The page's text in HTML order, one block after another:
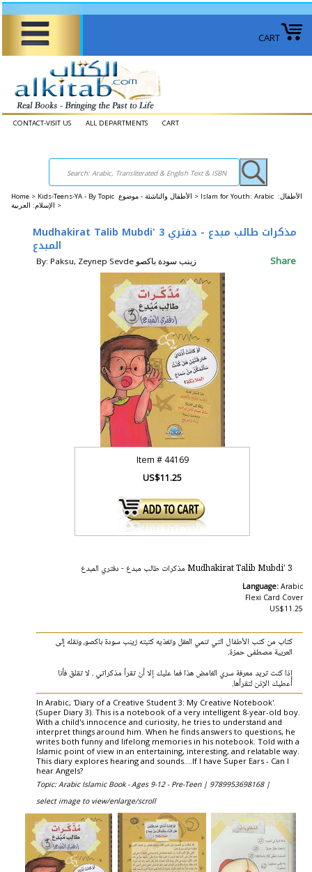
CART
CONTACT-VISIT US ALL DEPARTMENTS CART
Home > Kids-Teens-YA - By Topic الأطفال والناشئة - موضوع > Islam for Youth: Arabic الأطفال:
الإسلام: العربية >
Mudhakirat Talib Mubdi' 3 مذكرات طالب مبدع - دفتري
المبدع
By: Paksu, Zeynep Sevde زينب سودة باكصو Share
Item #44169
US$11.25
Mudhakirat Talib Mubdi' 3 مذكرات طالب مبدع - دفتري المبدع
Language: Arabic
Flexi Card Cover
US$11.25
كتاب من كتب الأطفال التي تنمي العقل وتغذيه كتبته زينب سودة باكصو، ونقله إلى
العربية مصطفى حمزة.
إذا كنت تريد معرفة سري الغامض هذا فما عليك إلا أن تقرأ مذكراتي . لا تقلق فأنا
أعطيك الإذن لتقرأها.
In Arabic, 'Diary of a Creative Student 3: My Creative Notebook'.
(Super Diary 3). This is a notebook of a very intelligent 8-year-old boy.
With a child's innocence and curiosity, he tries to understand and
interpret things around him. When he finds answers to questions, he
writes both funny and lifelong memories in his notebook. Told with a
Islamic point of view in an entertaining, interesting, and relatable way.
This diary explores hearing and sounds....If I have Super Ears - Can I
hear Angels?
Topic: Arabic Islamic Book - Ages 9-12 - Pre-Teen | 9789953698168 |
select image to view/enlarge/scroll